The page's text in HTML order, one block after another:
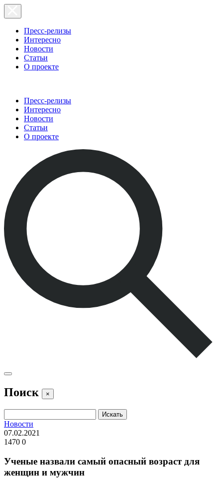
Пресс-релизы
Интересно
Новости
Статьи
О проекте
Пресс-релизы
Интересно
Новости
Статьи
О проекте
Поиск ×
Новости
07.02.2021
1470 0
Ученые назвали самый опасный возраст для
женщин и мужчин